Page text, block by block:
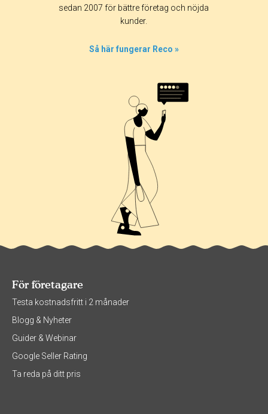
sedan 2007 för bättre företag och nöjda
kunder.
Så här fungerar Reco »
För företagare
Testa kostnadsfritt i 2 månader
Blogg & Nyheter
Guider & Webinar
Google Seller Rating
Ta reda på ditt pris